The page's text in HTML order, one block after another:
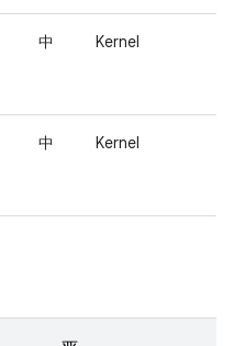
中 Kernel
中 Kernel